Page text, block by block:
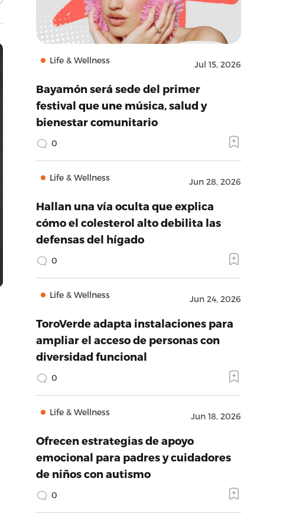
Life & Wellness Jul 15, 2026
Bayamón será sede del primer
festival que une música, salud y
bienestar comunitario
0
Life & Wellness Jun 28, 2026
Hallan una vía oculta que explica
cómo el colesterol alto debilita las
defensas del hígado
0
Life & Wellness Jun 24, 2026
ToroVerde adapta instalaciones para
ampliar el acceso de personas con
diversidad funcional
0
Life & Wellness Jun 18, 2026
Ofrecen estrategias de apoyo
emocional para padres y cuidadores
de niños con autismo
0